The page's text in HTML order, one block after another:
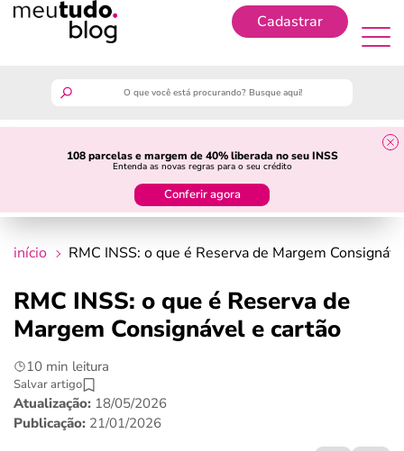
Cadastrar
108 parcelas e margem de 40% liberada no seu INSS
Entenda as novas regras para o seu crédito
Conferir agora
guia do trabalhador
crédito fácil
últimas notícias
ferramentas
início RMC INSS: o que é Reserva de Margem
RMC INSS: o que é Reserva de
Margem Consignável e cartão
10 min leitura
Salvar artigo
Atualização: 18/05/2026
Publicação: 21/01/2026